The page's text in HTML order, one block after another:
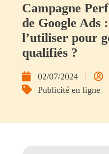
Campagne
de Google Ads
l’utiliser pour
qualifiés ?
02/07/2024
Publicité en ligne